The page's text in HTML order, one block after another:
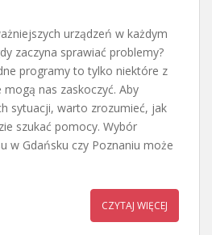
urządzeń w każdym
zaczyna sprawiać problemy?
programy to tylko niektóre z
nas zaskoczyć. Aby
sytuacji, warto zrozumieć, jak
szukać pomocy. Wybór
w Gdańsku czy Poznaniu może
CZYTAJ WIĘCEJ